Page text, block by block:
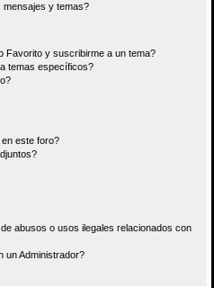
mensajes y temas?
Favorito y suscribirme a un tema?
temas específicos?
este foro?
abusos o usos ilegales relacionados con
un Administrador?